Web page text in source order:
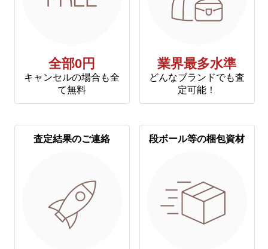
全部0円
キャンセルの場合も全
て無料
業界最多水準
どんなブランドでも査
定可能！
査定結果のご連絡 段ボール等の梱包資材